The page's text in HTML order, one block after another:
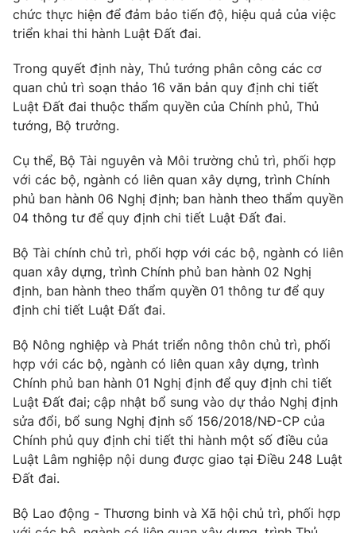
Sản phẩm
Thị trường
Tư vấn
Lịch phát sóng
Chuyên mục khác
Emagazine Podcast
Photo Infographic
Video Shorts video
VTV Money VTV Thể thao
VTV Sức khoẻ Bất động sản
Thị trường 24h Tấm lòng Việt
VTV4 Vươn mình bằng AI
VTV9 VTV8
Liên hệ tòa soạn
chức thực hiện để đảm bảo tiến độ, hiệu quả của việc
triển khai thi hành Luật Đất đai.
Trong quyết định này, Thủ tướng phân công các cơ
quan chủ trì soạn thảo 16 văn bản quy định chi tiết
Luật Đất đai thuộc thẩm quyền của Chính phủ, Thủ
tướng, Bộ trưởng.
Cụ thể, Bộ Tài nguyên và Môi trường chủ trì, phối hợp
với các bộ, ngành có liên quan xây dựng, trình Chính
phủ ban hành 06 Nghị định; ban hành theo thẩm quyền
04 thông tư để quy định chi tiết Luật Đất đai.
Bộ Tài chính chủ trì, phối hợp với các bộ, ngành có liên
quan xây dựng, trình Chính phủ ban hành 02 Nghị
định, ban hành theo thẩm quyền 01 thông tư để quy
định chi tiết Luật Đất đai.
Bộ Nông nghiệp và Phát triển nông thôn chủ trì, phối
hợp với các bộ, ngành có liên quan xây dựng, trình
Chính phủ ban hành 01 Nghị định để quy định chi tiết
Luật Đất đai; cập nhật bổ sung vào dự thảo Nghị định
sửa đổi, bổ sung Nghị định số 156/2018/NĐ-CP của
Chính phủ quy định chi tiết thi hành một số điều của
Luật Lâm nghiệp nội dung được giao tại Điều 248 Luật
Đất đai.
Bộ Lao động - Thương binh và Xã hội chủ trì, phối hợp